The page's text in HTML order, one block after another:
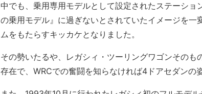
中でも、乗用専用モデルとして設定されたステーシ
の乗用モデル』に過ぎないとされていたイメージを一
ムをもたらすキッカケとなりました。
その勢いたるや、レガシィ・ツーリングワゴンその
存在で、WRCでの奮闘を知らなければ4ドアセダンの